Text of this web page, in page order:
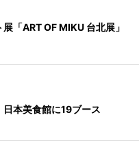
「ART OF MIKU 台北展」
本美食館に19ブース